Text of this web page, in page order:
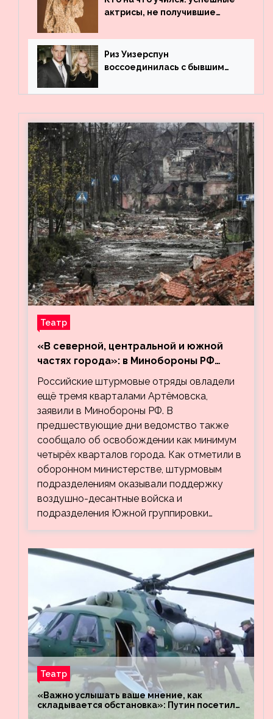
актрисы, не получившие
Риз Уизерспун
воссоединилась с бывшим
Театр
«В северной, центральной и южной
частях города»: в Минобороны РФ
заявили об освобождении ещё трёх
кварталов Артёмовска
Российские штурмовые отряды овладели
ещё тремя кварталами Артёмовска,
заявили в Минобороны РФ. В
предшествующие дни ведомство также
сообщало об освобождении как минимум
четырёх кварталов города. Как отметили в
оборонном министерстве, штурмовым
подразделениям оказывали поддержку
воздушно-десантные войска и
подразделения Южной группировки…
Театр
«Важно услышать ваше мнение, как
складывается обстановка»: Путин посетил